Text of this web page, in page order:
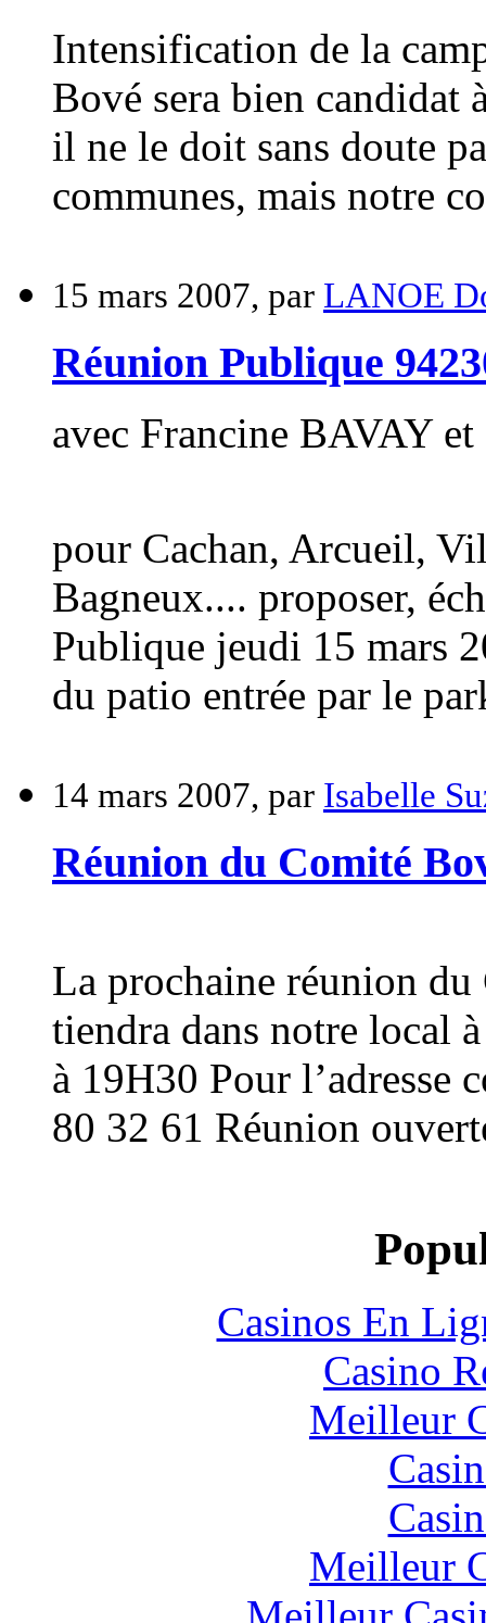
Intensification de la
Bové sera bien candidat
il ne le doit sans doute
communes, mais notre
15 mars 2007, par LANOE
Réunion Publique
avec Francine BAVAY
pour Cachan, Arcueil,
Bagneux.... proposer,
Publique jeudi 15 mars
du patio entrée par le
14 mars 2007, par Isabelle
Réunion du Comité
La prochaine réunion
tiendra dans notre local
à 19H30 Pour l’adresse
80 32 61 Réunion
Casinos En
Casino
Meilleur
Meilleur